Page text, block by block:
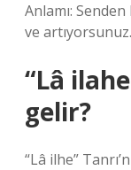
Anlamı:
ve
“Lâ
gelir?
“Lâ ilhe”